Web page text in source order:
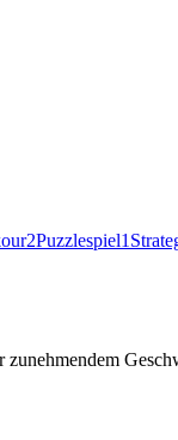
2Puzzlespiel1